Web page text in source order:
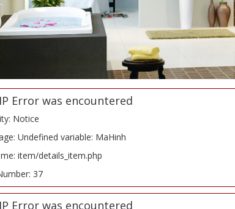
Error was encountered
Notice
Undefined variable: MaHinh
item/details_item.php
37
Error was encountered